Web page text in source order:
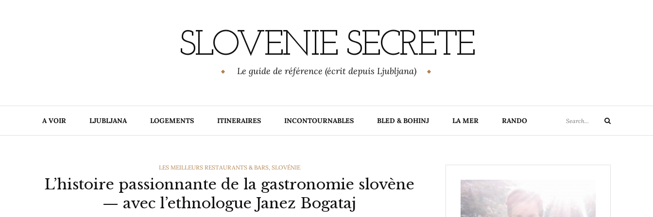
SLOVENIE SECRETE
Le guide de référence (écrit depuis Ljubljana)
A VOIR LJUBLJANA LOGEMENTS ITINERAIRES INCONTOURNABLES BLED & BOHINJ LA MER RANDO
for:
Search
CATEGORIES
LES MEILLEURS RESTAURANTS & BARS, SLOVÉNIE
L’histoire passionnante de la gastronomie slovène
— avec l’ethnologue Janez Bogataj